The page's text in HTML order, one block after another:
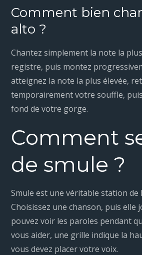
Comment bien
alto ?
Chantez simplement la note la
registre, puis montez
atteignez la note la plus élevée,
temporairement votre souffle,
fond de votre gorge.
Comment
de smule ?
Smule est une véritable station de
Choisissez une chanson, puis elle
pouvez voir les paroles pendant
vous aider, une grille indique la
vous devez placer votre voix.